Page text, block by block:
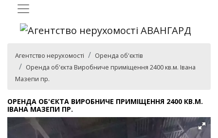
Агентство нерухомості
Оренда об'єктів
Оренда об'єкта Виробниче приміщення 2400 кв.м. Івана
Мазепи пр.
ОРЕНДА ОБ'ЄКТА ВИРОБНИЧЕ ПРИМІЩЕННЯ 2400 КВ.М.
ІВАНА МАЗЕПИ ПР.